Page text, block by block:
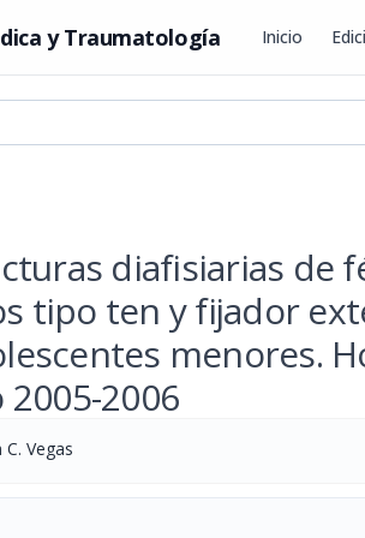
y Traumatología Inicio
diafisiarias de
tipo ten y fijador
menores.
2006
C. Vegas